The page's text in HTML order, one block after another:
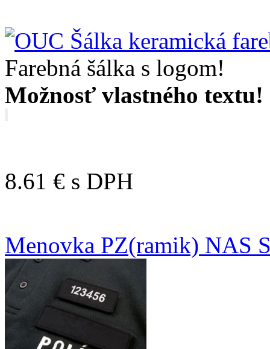
Farebná šálka s logom!
Možnosť vlastného textu!
8.61 € s DPH
Menovka PZ(ramik) NAS